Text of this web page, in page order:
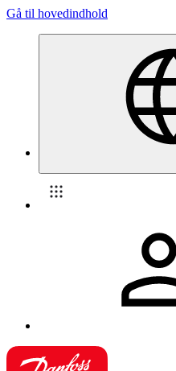
Gå til hovedindhold